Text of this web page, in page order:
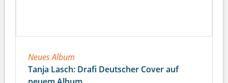
Neues Album
Tanja Lasch: Drafi Deutscher Cover auf